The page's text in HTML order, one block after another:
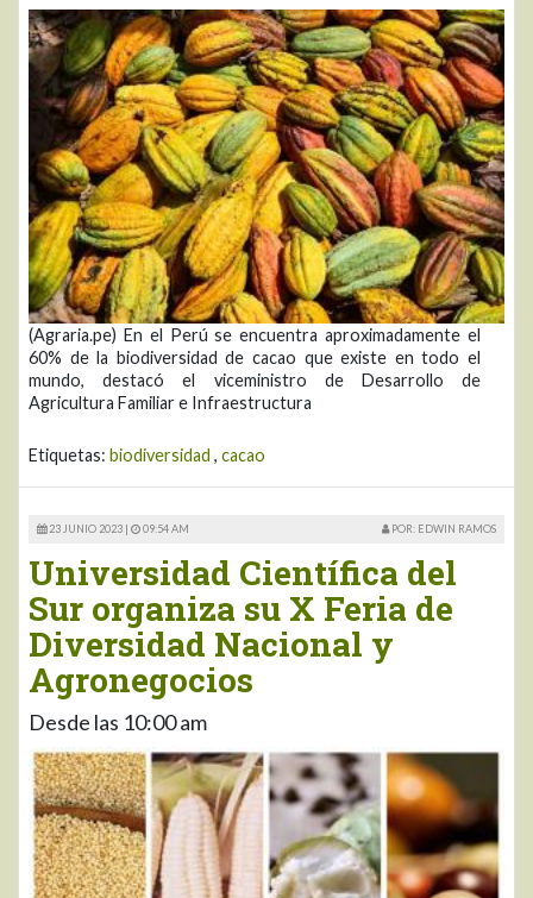
(Agraria.pe) En el Perú se encuentra aproximadamente el
60% de la biodiversidad de cacao que existe en todo el
mundo, destacó el viceministro de Desarrollo de
Agricultura Familiar e Infraestructura
Etiquetas: biodiversidad , cacao
23 JUNIO 2023 | 09:54 AM POR: EDWIN RAMOS
Universidad Científica del
Sur organiza su X Feria de
Diversidad Nacional y
Agronegocios
Desde las 10:00 am